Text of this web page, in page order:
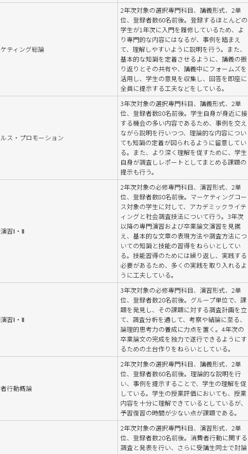
ティング総論
2年次対象の選択専門科目、講義形式、2単
位、登録者数60名前後。登録するほとんどの
学生が1年次に入門を履修しているため、よ
り専門的な内容にはなるが、事例を踏まえ
て、理解しやすいように説明を行う。また、
基本的な知識を定着させるように、講義の振
り返りとその共有や、講義中にフォームズを
活用し、学生の意見を収集し、回答を即座に
全員に提示する工夫などをしている。
ス・プロモーション
3年次対象の選択専門科目、講義形式、2単
位、登録者数80名前後。学生自身が身近に接
する機会の多い内容であるため、事例を交え
ながら説明を行いつつ、理論的な内容につい
ても知識の定着が図られるように留意してい
る。また、より深く理解を促すために、学生
自身が調査しレポートとしてまとめる課題の
提示も行う。
習Ⅰ・Ⅱ
2年次対象の必修専門科目、演習形式、2単
位、登録者数80名前後。マーケティングコー
ス対象の学生に対して、アカデミックライテ
ィングと社会調査技法について行う。3年次
以降の専門演習および卒業論文演習を見据
え、基本的な文章の表現方法や調査方法につ
いての知識と技能の習得をねらいとしてい
る。技能習得のためには繰り返し、実践する
必要があるため、多くの実践を取り入れるよ
うに工夫している。
習Ⅰ・Ⅱ
3年次対象の必修専門科目、演習形式、2単
位、登録者数20名前後。グループ単位で、課
題を発見し、その課題に対する調査計画を立
て、調査分析を通して、考察や結論に至る、
論理的思考力の養成に力点を置く。4年次の
卒業論文の完成を独力で遂行できるようにす
るための土台作りをねらいとしている。
行動概論
2年次対象の選択専門科目、講義形式、2単
位、登録者数60名前後。理論的な説明を行
い、事例を提示することで、学生の理解を促
している。学生の授業評価においても、授業
内容を十分に理解できているとしているが、
予習復習の時間が少ない点が課題である。
2年次対象の選択専門科目、演習形式、2単
位、登録者数20名前後。消費者行動に関する
調査と発表を行い、さらに受講生同士で討論